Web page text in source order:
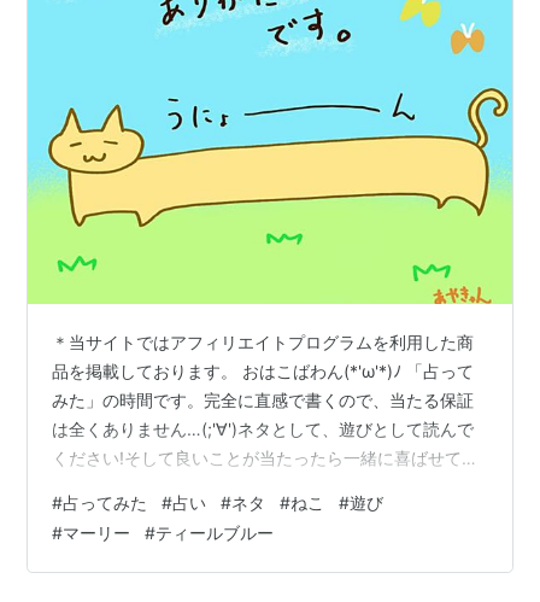
＊当サイトではアフィリエイトプログラムを利用した商
品を掲載しております。 おはこばわん(*'ω'*)ﾉ 「占って
みた」の時間です。完全に直感で書くので、当たる保証
は全くありません…(;'∀')ネタとして、遊びとして読んで
ください!そして良いことが当たったら一緒に喜ばせてく
日の運勢にするもよし朝読んで今日の運勢にするもよし
来週、来月の…なんてのもありでご自由にして頂ければ
と考えています。 それではやってみよう('ω')ﾉ 次の２色
#占ってみた #占い #ネタ #ねこ #遊び
#マーリー #ティールブルー